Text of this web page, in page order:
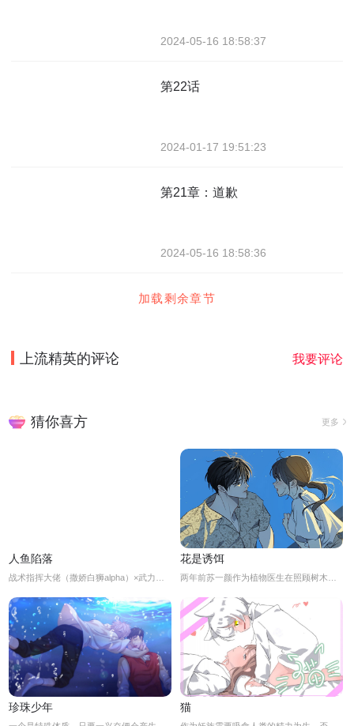
2024-05-16 18:58:37
第22话
2024-01-17 19:51:23
第21章：道歉
2024-05-16 18:58:36
加载剩余章节
上流精英的评论 我要评论
猜你喜方 更多
人鱼陷落 花是诱饵
珍珠少年 猫